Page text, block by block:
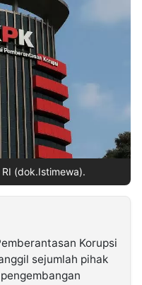
(dok.Istimewa).
Korupsi
sejumlah pihak